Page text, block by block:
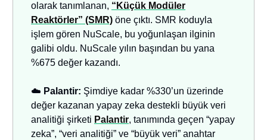
olarak tanımlanan, “Küçük Modüler
Reaktörler” (SMR) öne çıktı. SMR koduyla
işlem gören NuScale, bu yoğunlaşan ilginin
galibi oldu. NuScale yılın başından bu yana
%675 değer kazandı.
☁️ Palantir: Şimdiye kadar %330’un üzerinde
değer kazanan yapay zeka destekli büyük veri
analitiği şirketi Palantir, tanımında geçen “yapay
zeka”, “veri analitiği” ve “büyük veri” anahtar